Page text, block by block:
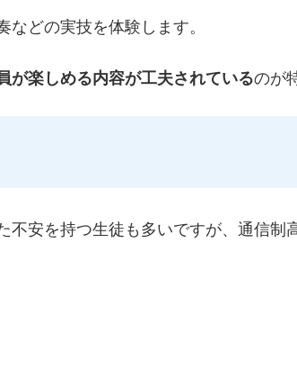
どの実技を体験します。
が楽しめる内容が工夫されているのが
不安を持つ生徒も多いですが、通信制